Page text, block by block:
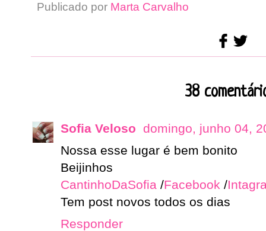
Publicado por Marta Carvalho
38
Sofia Veloso
domingo, junho 04,
Nossa esse lugar é bem bonito
Beijinhos
CantinhoDaSofia /Facebook /
Tem post novos todos os dias
Responder